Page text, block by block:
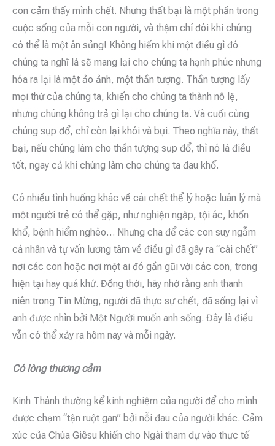
con cảm thấy mình chết. Nhưng thất bại là một phần trong
cuộc sống của mỗi con người, và thậm chí đôi khi chúng
có thể là một ân sủng! Không hiếm khi một điều gì đó
chúng ta nghĩ là sẽ mang lại cho chúng ta hạnh phúc nhưng
hóa ra lại là một ảo ảnh, một thần tượng. Thần tượng lấy
mọi thứ của chúng ta, khiến cho chúng ta thành nô lệ,
nhưng chúng không trả gì lại cho chúng ta. Và cuối cùng
chúng sụp đổ, chỉ còn lại khói và bụi. Theo nghĩa này, thất
bại, nếu chúng làm cho thần tượng sụp đổ, thì nó là điều
tốt, ngay cả khi chúng làm cho chúng ta đau khổ.
Có nhiều tình huống khác về cái chết thể lý hoặc luân lý mà
một người trẻ có thể gặp, như nghiện ngập, tội ác, khốn
khổ, bệnh hiểm nghèo… Nhưng cha để các con suy ngẫm
cá nhân và tự vấn lương tâm về điều gì đã gây ra “cái chết”
nơi các con hoặc nơi một ai đó gần gũi với các con, trong
hiện tại hay quá khứ. Đồng thời, hãy nhớ rằng anh thanh
niên trong Tin Mừng, người đã thực sự chết, đã sống lại vì
anh được nhìn bởi Một Người muốn anh sống. Đây là điều
vẫn có thể xảy ra hôm nay và mỗi ngày.
Có lòng thương cảm
Kinh Thánh thường kể kinh nghiệm của người để cho mình
được chạm “tận ruột gan” bởi nỗi đau của người khác. Cảm
xúc của Chúa Giêsu khiến cho Ngài tham dự vào thực tế